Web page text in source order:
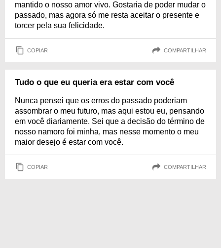
mantido o nosso amor vivo. Gostaria de poder mudar o
passado, mas agora só me resta aceitar o presente e
torcer pela sua felicidade.
COPIAR COMPARTILHAR
Tudo o que eu queria era estar com você
Nunca pensei que os erros do passado poderiam
assombrar o meu futuro, mas aqui estou eu, pensando
em você diariamente. Sei que a decisão do término de
nosso namoro foi minha, mas nesse momento o meu
maior desejo é estar com você.
COPIAR COMPARTILHAR